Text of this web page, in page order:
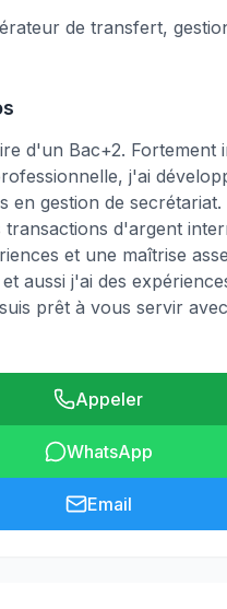
de transfert,
d'un Bac+2. Fortement
j'ai
en gestion de secrétariat.
transactions d'argent
et une maîtrise
aussi j'ai des
prêt à vous servir avec
Appeler
WhatsApp
Email